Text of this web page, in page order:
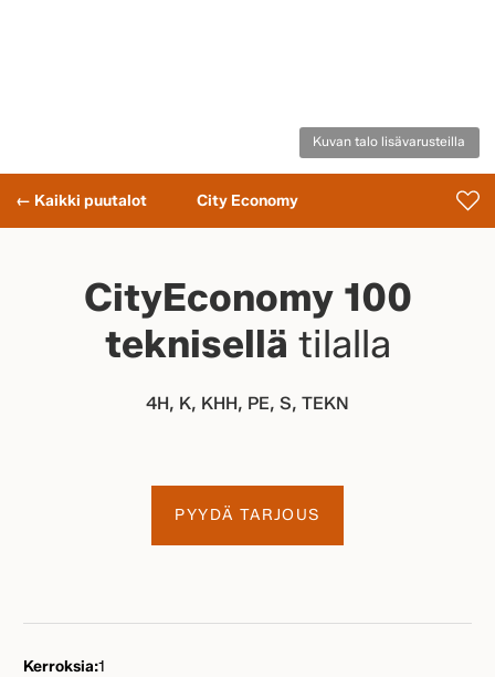
Kuvan talo lisävarusteilla
← Kaikki puutalot City Economy
CityEconomy 100
teknisellä tilalla
4H, K, KHH, PE, S, TEKN
PYYDÄ TARJOUS
Kerroksia:1